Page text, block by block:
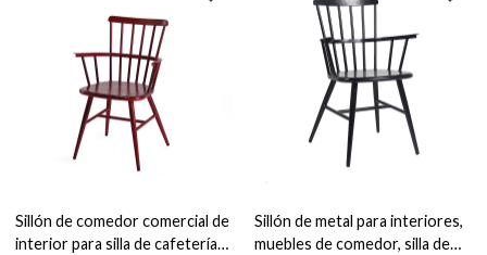
Sillón de comedor comercial de
interior para silla de cafetería
Sillón de metal para interiores,
muebles de comedor, silla de